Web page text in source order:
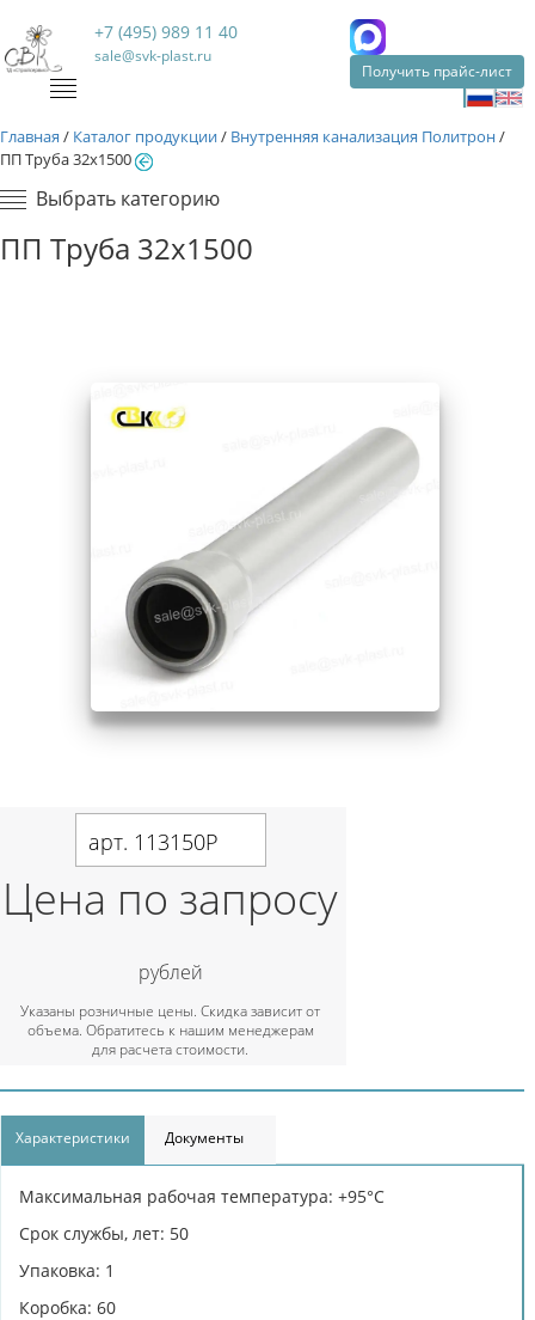
+7 (495) 989 11 40
sale@svk-plast.ru
Получить прайс-лист
Главная / Каталог продукции/ Внутренняя канализация Политрон/
ПП Труба 32х1500
Выбрать категорию
ПП Труба 32х1500
арт. 113150P
Цена по запросу
рублей
Указаны розничные цены. Скидка зависит от
объема. Обратитесь к нашим менеджерам
для расчета стоимости.
Характеристики Документы
Максимальная рабочая температура: +95°С
Срок службы, лет: 50
Упаковка: 1
Коробка: 60